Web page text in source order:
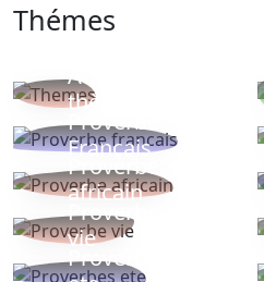
Thémes
Autres
thèmes
Proverbe
Français
Proverbe
africain
Proverbe
vie
Proverbes